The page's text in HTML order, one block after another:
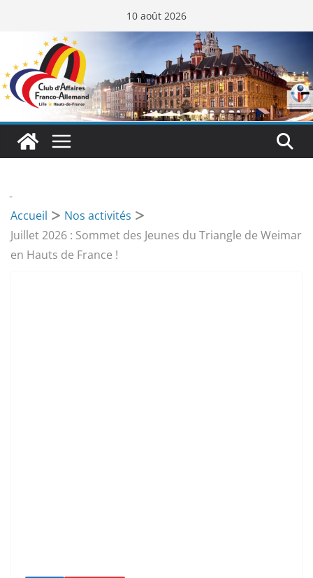
contenu
10 août 2026
-
Accueil
Nos activités
Juillet 2026 : Sommet des Jeunes du Triangle de Weimar
en Hauts de France !